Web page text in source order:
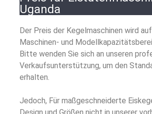
Uganda
Der Preis der Kegelmaschinen wird
Maschinen- und
Bitte wenden Sie sich an unseren
Verkaufsunterstützung, um den
erhalten.
Jedoch, Für maßgeschneiderte